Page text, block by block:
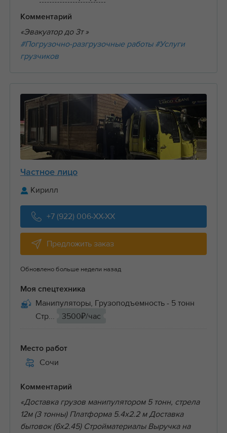
Комментарий
«Эвакуатор до 3т »
#Погрузочно-разгрузочные работы #Услуги
грузчиков
Частное лицо
Кирилл
+7 (922) 006-XX-XX
Предложить заказ
Обновлено больше недели назад
Моя спецтехника
Манипуляторы, Грузоподъемность - 5 тонн
Стр...
3500₽/час
Место работ
Сочи
Комментарий
«Доставка грузов манипулятором 5 тонн, стрела
12м (3 тонны) Платформа 5.4х2.2 м Доставка
бытовок (6х2.45) Стройматериалы Выручка на